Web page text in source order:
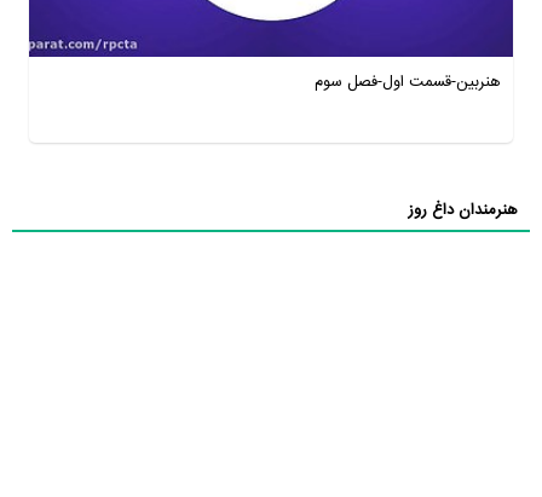
هنربین-قسمت اول-فصل سوم
هنرمندان داغ روز